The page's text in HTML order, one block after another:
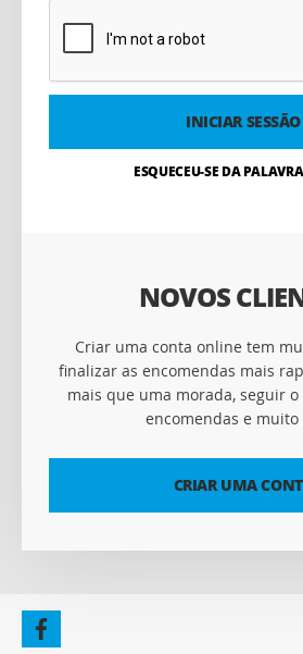
INICIAR SESSÃO
ESQUECEU-SE DA
NOVOS
Criar uma conta online tem
finalizar as encomendas mais
mais que uma morada, seguir o
encomendas e muito
CRIAR UMA